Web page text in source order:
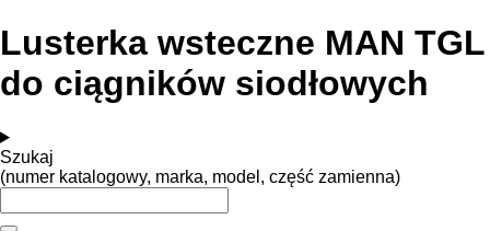
Lusterka wsteczne MAN TGL
do ciągników siodłowych
Szukaj
(numer katalogowy, marka, model, część zamienna)